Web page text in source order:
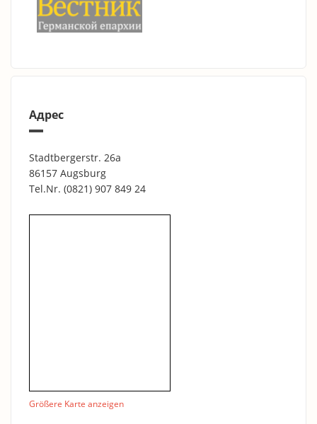
Адрес
Stadtbergerstr. 26a
86157 Augsburg
Tel.Nr. (0821) 907 849 24
Größere Karte anzeigen